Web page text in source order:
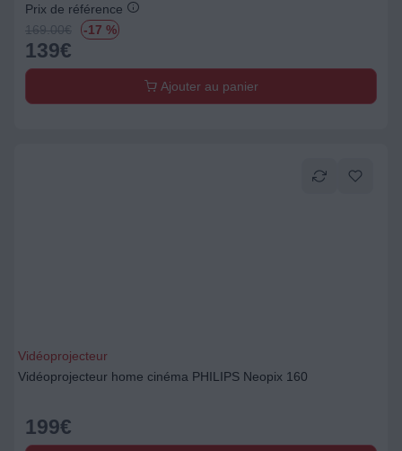
Prix de référence
169.00€ -17 %
139€
Ajouter au panier
Vidéoprojecteur
Vidéoprojecteur home cinéma PHILIPS Neopix 160
199€